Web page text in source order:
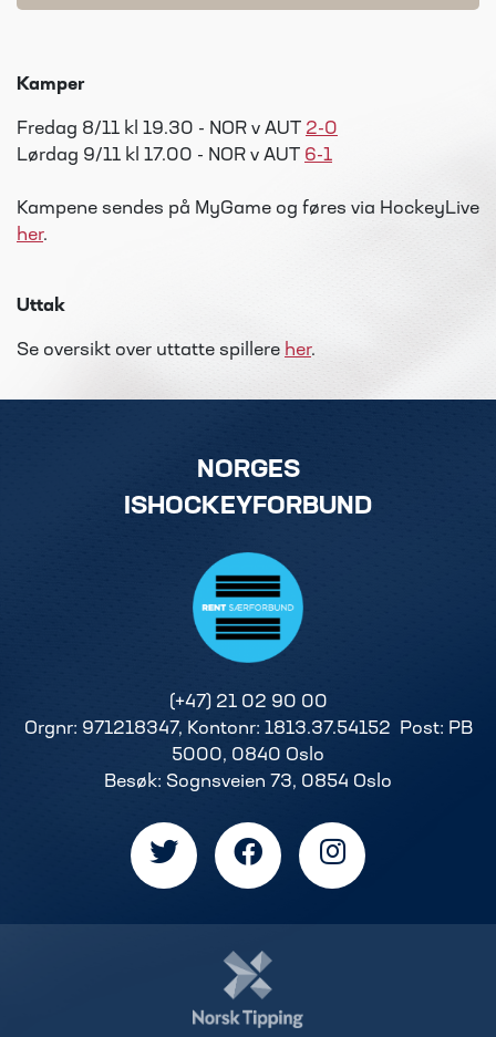
Kamper
Fredag 8/11 kl 19.30 - NOR v AUT 2-0
Lørdag 9/11 kl 17.00 - NOR v AUT 6-1
Kampene sendes på MyGame og føres via HockeyLive
her.
Uttak
Se oversikt over uttatte spillere her.
NORGES
ISHOCKEYFORBUND
(+47) 21 02 90 00
Orgnr: 971218347, Kontonr: 1813.37.54152 Post: PB
5000, 0840 Oslo
Besøk: Sognsveien 73, 0854 Oslo